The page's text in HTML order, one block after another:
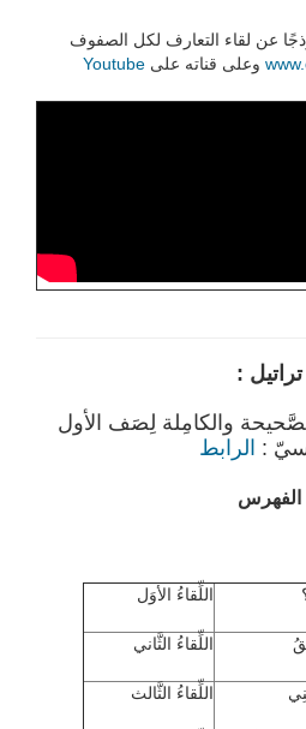
عن لقاء التعارف لكل الصفوف
وعلى قناته على Youtube
تراتيل :
والكامِلة لِصَف الأول
: الرابط
الفهرس
اللِّقاءُ الأوَل
اللِّقاءُ الثَّاني
اللِّقاءُ الثَّالث